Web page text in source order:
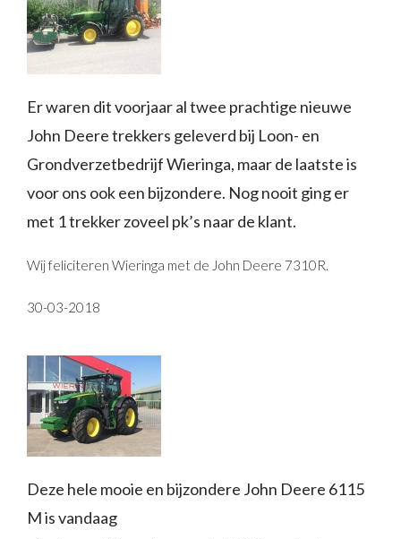
Er waren dit voorjaar al twee prachtige nieuwe
John Deere trekkers geleverd bij Loon- en
Grondverzetbedrijf Wieringa, maar de laatste is
voor ons ook een bijzondere. Nog nooit ging er
met 1 trekker zoveel pk’s naar de klant.
Wij feliciteren Wieringa met de John Deere 7310R.
30-03-2018
Deze hele mooie en bijzondere John Deere 6115
M is vandaag